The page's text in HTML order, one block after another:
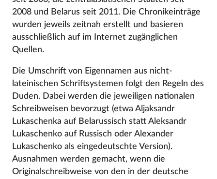
2008 und Belarus seit 2011. Die Chronikeinträge
wurden jeweils zeitnah erstellt und basieren
ausschließlich auf im Internet zugänglichen
Quellen.
Die Umschrift von Eigennamen aus nicht-
lateinischen Schriftsystemen folgt den Regeln des
Duden. Dabei werden die jeweiligen nationalen
Schreibweisen bevorzugt (etwa Aljaksandr
Lukaschenka auf Belarussisch statt Aleksandr
Lukaschenko auf Russisch oder Alexander
Lukaschenko als eingedeutschte Version).
Ausnahmen werden gemacht, wenn die
Originalschreibweise von den in der deutsche